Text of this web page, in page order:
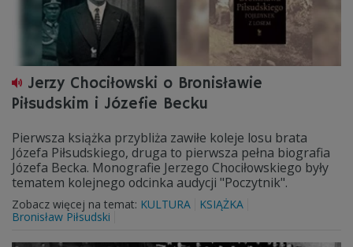
Jerzy Chociłowski o Bronisławie
Piłsudskim i Józefie Becku
Pierwsza książka przybliża zawiłe koleje losu brata
Józefa Piłsudskiego, druga to pierwsza pełna biografia
Józefa Becka. Monografie Jerzego Chociłowskiego były
tematem kolejnego odcinka audycji "Poczytnik".
Zobacz więcej na temat: KULTURA
KSIĄŻKA
Bronisław Piłsudski